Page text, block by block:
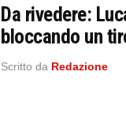
Da rivedere:
bloccando un
Scritto da Redazione